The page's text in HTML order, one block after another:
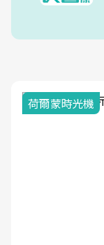
荷爾蒙時光機